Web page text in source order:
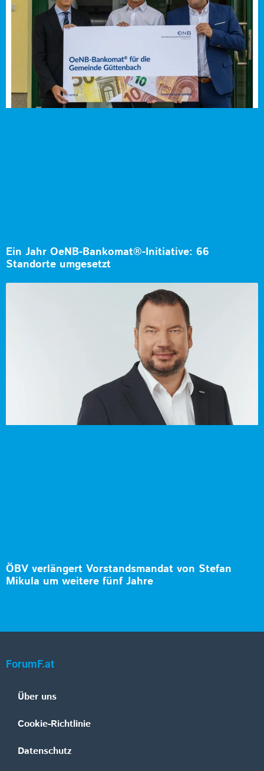
Ein Jahr OeNB-Bankomat®-Initiative: 66
Standorte umgesetzt
ÖBV verlängert Vorstandsmandat von Stefan
Mikula um weitere fünf Jahre
ForumF.at
Über uns
Cookie-Richtlinie
Datenschutz